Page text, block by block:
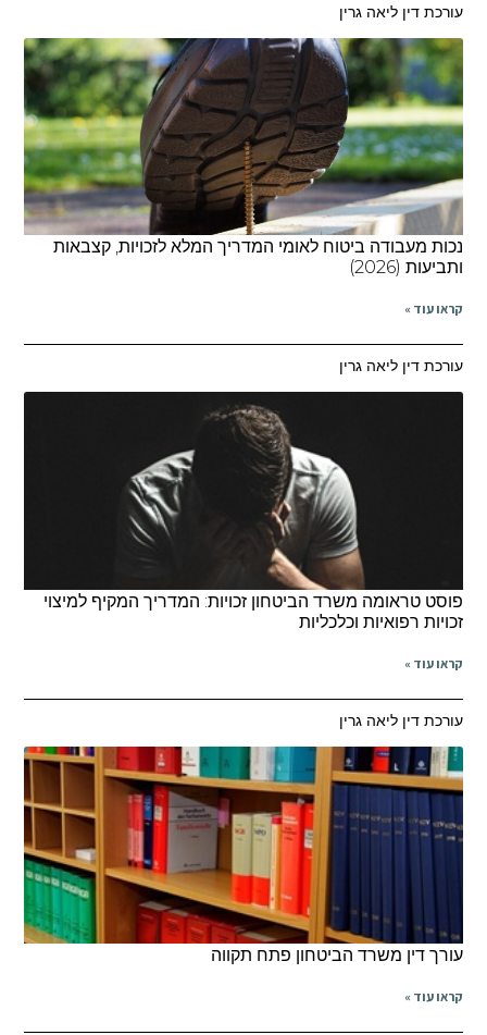
עורכת דין ליאה גרין
נכות מעבודה ביטוח לאומי המדריך המלא לזכויות, קצבאות
ותביעות (2026)
קראו עוד »
עורכת דין ליאה גרין
פוסט טראומה משרד הביטחון זכויות: המדריך המקיף למיצוי
זכויות רפואיות וכלכליות
קראו עוד »
עורכת דין ליאה גרין
עורך דין משרד הביטחון פתח תקווה
קראו עוד »